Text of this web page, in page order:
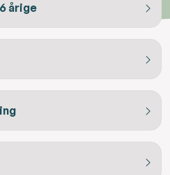
årige